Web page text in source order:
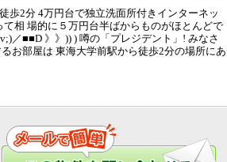
歩2分 4万円台で独立洗面所付きインターネッ
相 場的に５万円台半ばからものがほとんどで
／■■D 》》)) ) 噂の「プレジデント」! みなさ
お部屋は 東海大学前駅から徒歩2分の場所にあ